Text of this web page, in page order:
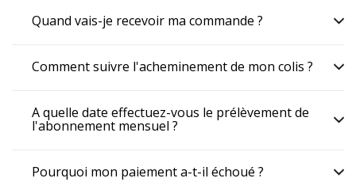
Quand vais-je recevoir ma commande ?
Comment suivre l'acheminement de mon colis ?
A quelle date effectuez-vous le prélèvement de
l'abonnement mensuel ?
Pourquoi mon paiement a-t-il échoué ?